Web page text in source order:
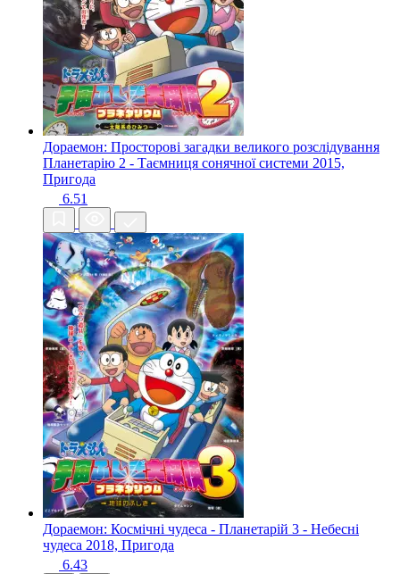
Дораемон: Просторові загадки великого розслідування
Планетарію 2 - Таємниця сонячної системи 2015,
Пригода
6.51
Дораемон: Космічні чудеса - Планетарій 3 - Небесні
чудеса 2018, Пригода
6.43